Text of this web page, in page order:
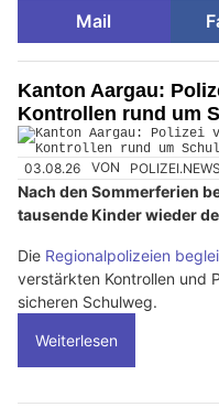
Mail
Kanton Aargau:
Kontrollen rund um
03.08.26 VON
Nach den Sommerferien
tausende Kinder wieder
Die Regionalpolizeien
verstärkten Kontrollen und
sicheren Schulweg.
Weiterlesen